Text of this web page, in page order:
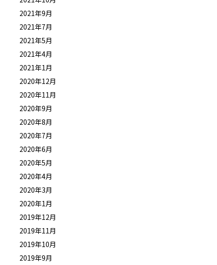
2021年9月
2021年7月
2021年5月
2021年4月
2021年1月
2020年12月
2020年11月
2020年9月
2020年8月
2020年7月
2020年6月
2020年5月
2020年4月
2020年3月
2020年1月
2019年12月
2019年11月
2019年10月
2019年9月